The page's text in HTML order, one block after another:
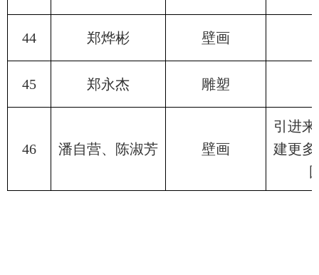
44 郑烨彬 壁画
45 郑永杰 雕塑
46 潘自营、陈淑芳 壁画
引进
建更